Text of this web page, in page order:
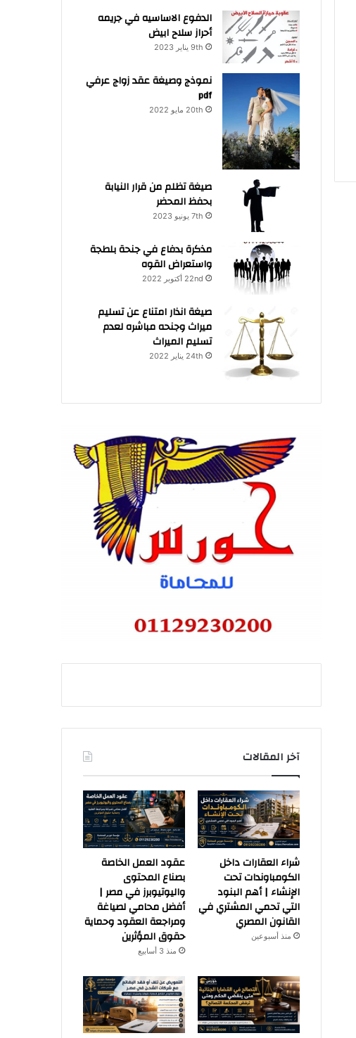
الدفوع الاساسيه في جريمه
أحراز سلاح ابيض
9th يناير 2023
نموذج وصيغة عقد زواج عرفي
pdf
20th مايو 2022
صيغة تظلم من قرار النيابة
بحفظ المحضر
7th يونيو 2023
مذكرة بدفاع في جنحة بلطجة
واستعراض القوه
22nd أكتوبر 2022
صيغة انذار امتناع عن تسليم
ميراث وجنحه مباشره لعدم
تسليم الميراث
24th يناير 2022
آخر المقالات
شراء العقارات داخل
الكومباوندات تحت
الإنشاء | أهم البنود
التي تحمي المشتري في
القانون المصري
منذ أسبوعين
عقود العمل الخاصة
بصناع المحتوى
واليوتيوبرز في مصر |
أفضل محامي لصياغة
ومراجعة العقود وحماية
حقوق المؤثرين
منذ 3 أسابيع